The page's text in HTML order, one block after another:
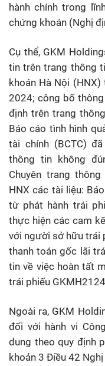
hành chính trong
chứng khoán (Nghị
Cụ thể, GKM
tin trên trang thông
khoán Hà Nội
2024; công bố
định trên trang
Báo cáo tình hình
tài chính (BCTC)
thông tin không
Chuyên trang
HNX các tài liệu:
từ phát hành trái
thực hiện các cam
với người sở hữu trái
thanh toán gốc lãi
tin về việc hoàn tất
trái phiếu
Ngoài ra, GKM
đối với hành vi
dung theo quy định
khoản 3 Điều 42